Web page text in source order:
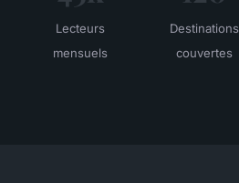
Lecteurs
mensuels
Destinations
couvertes